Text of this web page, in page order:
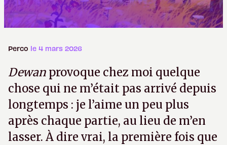
Perco le 4 mars 2026
Dewan provoque chez moi quelque
chose qui ne m’était pas arrivé depuis
longtemps : je l’aime un peu plus
après chaque partie, au lieu de m’en
lasser. À dire vrai, la première fois que